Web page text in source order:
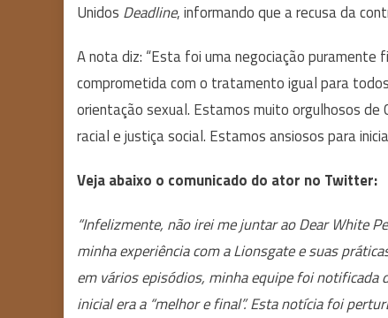
Unidos Deadline, informando que a recusa da
A nota diz: “Esta foi uma negociação puramente
comprometida com o tratamento igual para
orientação sexual. Estamos muito orgulhosos de
racial e justiça social. Estamos ansiosos para
Veja abaixo o comunicado do ator no Twitter:
“Infelizmente, não irei me juntar ao Dear White
minha experiência com a Lionsgate e suas
em vários episódios, minha equipe foi notificada
inicial era a “melhor e final”. Esta notícia foi